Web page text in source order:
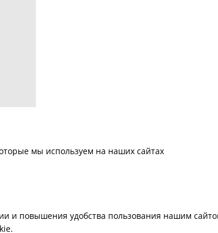
мы используем на наших сайтах
и повышения удобства пользования нашим